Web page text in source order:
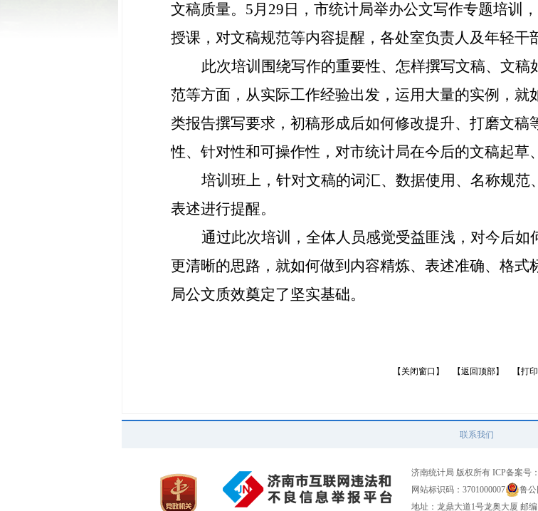
文稿质量。5月29日，市统计局举办公文写作专题培训
授课，对文稿规范等内容提醒，各处室负责人及年轻干
此次培训围绕写作的重要性、怎样撰写文稿、文
范等方面，从实际工作经验出发，运用大量的实例，
类报告撰写要求，初稿形成后如何修改提升、打磨文
性、针对性和可操作性，对市统计局在今后的文稿起草
培训班上，针对文稿的词汇、数据使用、名称规
表述进行提醒。
通过此次培训，全体人员感觉受益匪浅，对今后
更清晰的思路，就如何做到内容精炼、表述准确、格
局公文质效奠定了坚实基础。
【关闭窗口】 【返回顶部】 【打
联系我们
济南统计局 版权所有 ICP备案号：
网站标识码：3701000007
鲁公
地址：龙鼎大道1号龙奥大厦 邮编